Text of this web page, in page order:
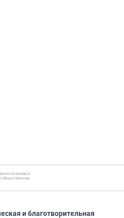
и
общественная
и благотворительная